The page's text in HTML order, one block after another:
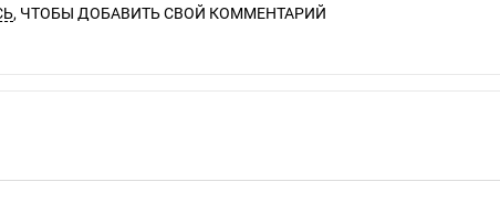
, ЧТОБЫ ДОБАВИТЬ СВОЙ КОММЕНТАРИЙ